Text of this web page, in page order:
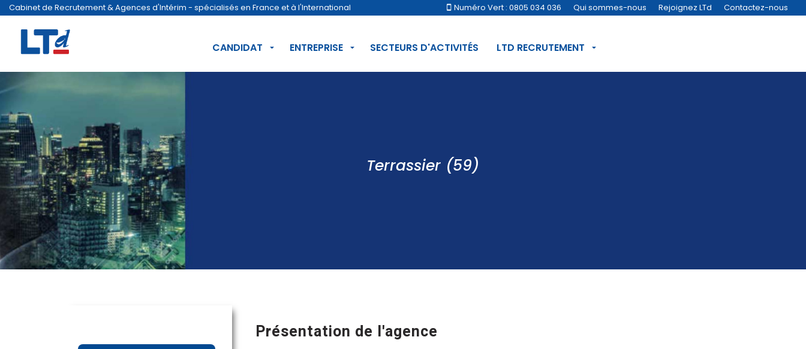
Cabinet de Recrutement & Agences d'Intérim - spécialisés en France et à l'International Numéro Vert : 0805 034 036 Qui sommes-nous Rejoignez LTd Contactez-nous
CANDIDAT ENTREPRISE SECTEURS D'ACTIVITÉS LTD RECRUTEMENT
Terrassier (59)
Présentation de l'agence